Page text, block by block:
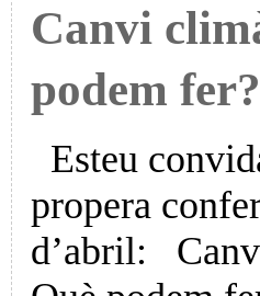
Canvi
podem fer?
Esteu
propera
d’abril: